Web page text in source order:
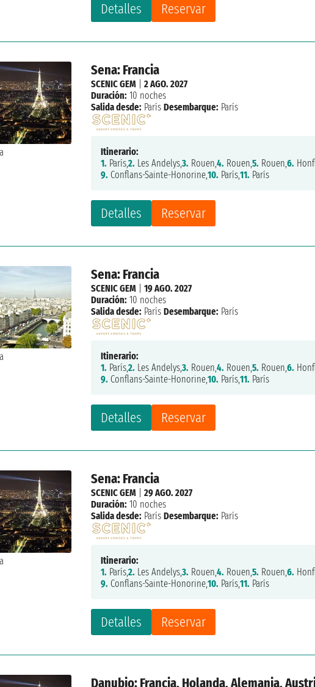
Detalles Reservar
Sena: Francia
Detalles Reservar
SCENIC GEM |2 AGO. 2027
Duración: 10 noches
Salida desde: París Desembarque: París
Itinerario:
1. París,2. Les Andelys,3. Rouen,4. Rouen,5. Rouen,6.
9. Conflans-Sainte-Honorine,10. París,11. París
Sena: Francia
Detalles Reservar
SCENIC GEM |19 AGO. 2027
Duración: 10 noches
Salida desde: París Desembarque: París
Itinerario:
1. París,2. Les Andelys,3. Rouen,4. Rouen,5. Rouen,6.
9. Conflans-Sainte-Honorine,10. París,11. París
Sena: Francia
Detalles Reservar
SCENIC GEM |29 AGO. 2027
Duración: 10 noches
Salida desde: París Desembarque: París
Itinerario:
1. París,2. Les Andelys,3. Rouen,4. Rouen,5. Rouen,6.
9. Conflans-Sainte-Honorine,10. París,11. París
Danubio: Francia, Holanda, Alemania,